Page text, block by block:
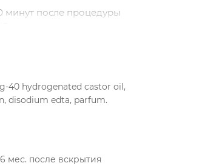
минут после процедуры
40 hydrogenated castor oil,
disodium edta, parfum.
мес. после вскрытия